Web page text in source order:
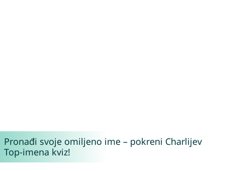
Pronađi svoje omiljeno ime – pokreni Charlijev
Top-imena kviz!